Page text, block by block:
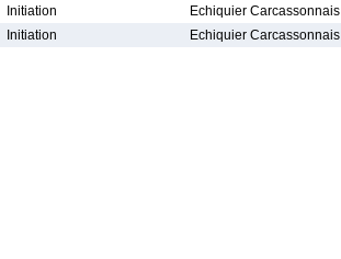
Initiation
Echiquier Carcassonnais
Initiation Echiquier Carcassonnais